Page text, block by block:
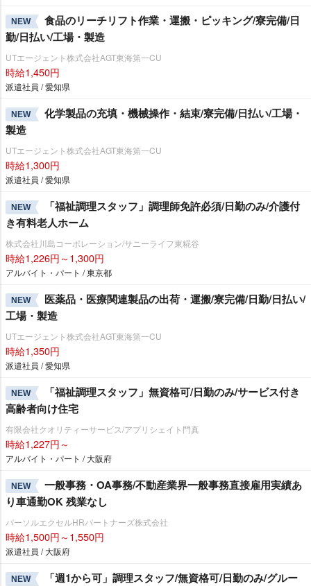
NEW
食品のリーチリフト作業・運搬・ピッキング/寮完備/日
勤/日払い/工場・製造
UTエージェント株式会社AGT東海第一CU
時給1,450円
派遣社員 / 愛知県
NEW
化学製品の充填・機械操作・結束/寮完備/日払い/工場・
製造
UTエージェント株式会社AGT東海第一CU
時給1,300円
派遣社員 / 愛知県
NEW
「福祉調理スタッフ」調理師免許必須/日勤のみ/介護付
き有料老人ホーム
株式会社川島コーポレーション/サニーライフ東糀谷
時給1,226円～1,300円
アルバイト・パート / 東京都
NEW
医薬品・医療関連製品の出荷・運搬/寮完備/日勤/日払い/
工場・製造
UTエージェント株式会社AGT東海第一CU
時給1,350円
派遣社員 / 愛知県
NEW
「福祉調理スタッフ」無資格可/日勤のみ/サービス付き
高齢者向け住宅
有限会社クオリティーサービス/アプリシェイト門真
時給1,227円～
アルバイト・パート / 大阪府
NEW
一般事務・OA事務/不動産業界一般事務直接雇用実績あ
り車通勤OK 残業なし
パーソルエクセルHRパートナーズ株式会社
時給1,500円～1,550円
派遣社員 / 大阪府
NEW
「週1から可」調理スタッフ/無資格可/日勤のみ/グルー